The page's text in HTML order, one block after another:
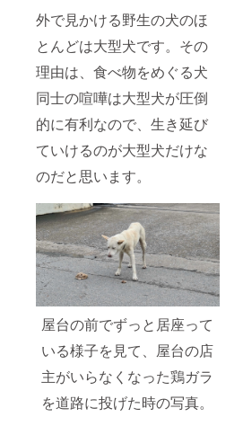
外で見かける野生の犬のほ
とんどは大型犬です。その
理由は、食べ物をめぐる犬
同士の喧嘩は大型犬が圧倒
的に有利なので、生き延び
ていけるのが大型犬だけな
のだと思います。
屋台の前でずっと居座って
いる様子を見て、屋台の店
主がいらなくなった鶏ガラ
を道路に投げた時の写真。